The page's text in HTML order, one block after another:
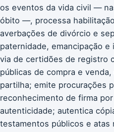
os eventos da vida civil —
óbito —, processa
averbações de divórcio e
paternidade, emancipação e
via de certidões de registro
públicas de compra e
partilha; emite procurações
reconhecimento de firma
autenticidade; autentica
testamentos públicos e atas